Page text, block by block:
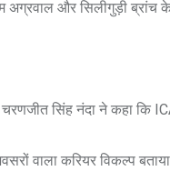
और सिलीगुड़ी ब्रांच के
सिंह नंदा ने कहा कि
वाला करियर विकल्प